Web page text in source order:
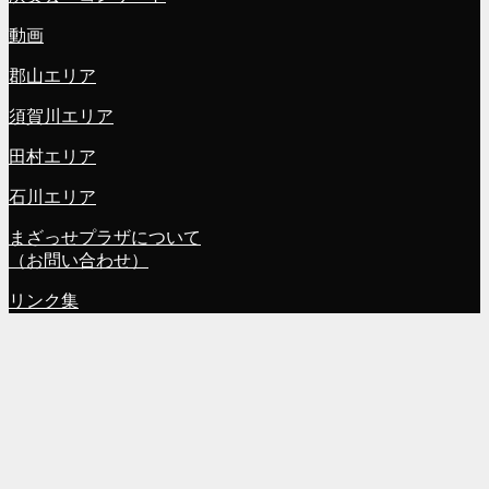
動画
郡山エリア
須賀川エリア
田村エリア
石川エリア
まざっせプラザについて
（お問い合わせ）
リンク集